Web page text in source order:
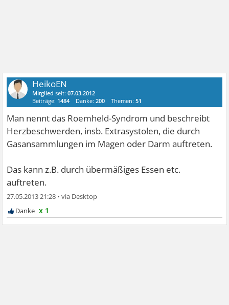
HeikoEN
Mitglied seit:07.03.2012
Beiträge: 1484 Danke:200 Themen:51
Man nennt das Roemheld-Syndrom und beschreibt
Herzbeschwerden, insb. Extrasystolen, die durch
Gasansammlungen im Magen oder Darm auftreten.
Das kann z.B. durch übermäßiges Essen etc.
auftreten.
27.05.2013 21:28 •
x 1